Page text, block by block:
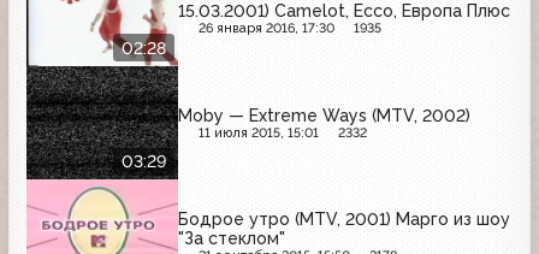
02:28
15.03.2001) Camelot, Ecco, Европа Плюс
26 января 2016, 17:30 1935
03:29
Moby — Extreme Ways (MTV, 2002)
11 июля 2015, 15:01 2332
Бодрое утро (MTV, 2001) Марго из шоу
"За стеклом"